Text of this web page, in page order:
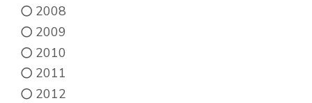
2008
2009
2010
2011
2012